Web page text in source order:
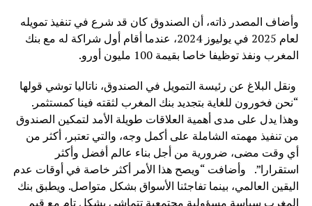
وأضاف المصدر ذاته، أن الصندوق كان قد شرع في تنفيذ تمويله
لعام 2025 في يوليوز 2024، عندما أقام أول شراكة له مع بنك
المغرب ونفذ توظيفا خاصا بقيمة 100 مليون أورو.
ونقل البلاغ عن رئيسة التمويل في الصندوق، ناتاليا توشي قولها
“نحن فخورون للغاية بتجديد بنك المغرب لثقته فينا كمستثمر.
وهذا يدل على مدى أهمية العلاقات طويلة الأمد لتمكين الصندوق
من تنفيذ مهمته الشاملة على أكمل وجه، والتي تعتبر، أكثر من
أي وقت مضى، ضرورية من أجل بناء عالم أفضل وأكثر
استقرارا”. وأضافت “ويصح هذا الأمر أكثر خاصة في أوقات عدم
اليقين العالمي، بينما تفاجئنا الأسواق بشكل متواصل. ويطبق بنك
المغرب سياسة مسؤولية مجتمعية تتماشى بشكل تام مع قيم